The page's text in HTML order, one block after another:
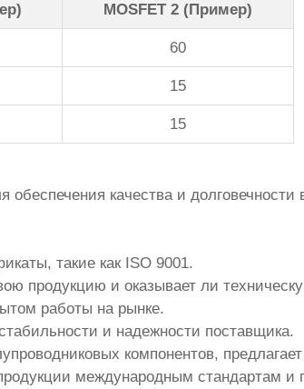
MOSFET 2 (Пример)
60
15
15
качества и долговечности
такие как ISO 9001.
продукцию и оказывает ли
работы на рынке.
и надежности поставщика.
компонентов,
международным стандартам и